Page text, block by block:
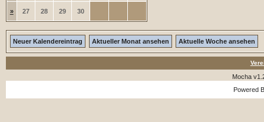
» 27 28 29 30
Neuer Kalendereintrag Aktueller Monat ansehen Aktuelle Woche ansehen
Mocha
Powered